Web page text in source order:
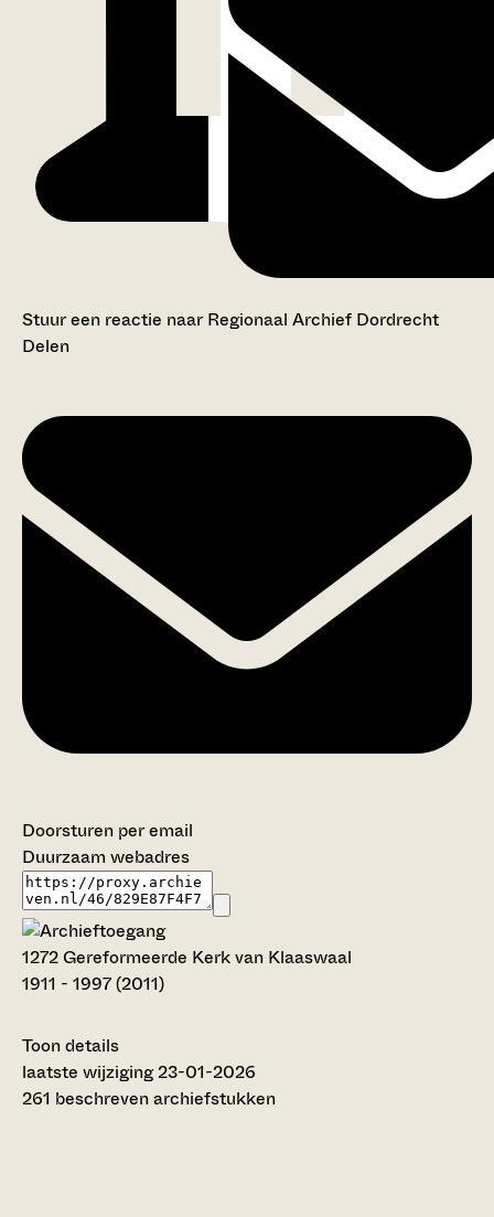
Stuur een reactie naar Regionaal Archief Dordrecht
Delen
Doorsturen per email
Duurzaam webadres
1272 Gereformeerde Kerk van Klaaswaal
1911 - 1997 (2011)
Toon details
Datering:
1911 - 1997 (2011)
laatste wijziging 23-01-2026
261 beschreven archiefstukken